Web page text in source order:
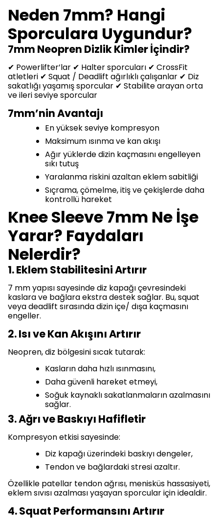
Neden 7mm? Hangi
Sporculara Uygundur?
7mm Neopren Dizlik Kimler İçindir?
✔ Powerlifter’lar ✔ Halter sporcuları ✔ CrossFit
atletleri ✔ Squat / Deadlift ağırlıklı çalışanlar ✔ Diz
sakatlığı yaşamış sporcular ✔ Stabilite arayan orta
ve ileri seviye sporcular
7mm’nin Avantajı
En yüksek seviye kompresyon
Maksimum ısınma ve kan akışı
Ağır yüklerde dizin kaçmasını engelleyen
sıkı tutuş
Yaralanma riskini azaltan eklem sabitliği
Sıçrama, çömelme, itiş ve çekişlerde daha
kontrollü hareket
Knee Sleeve 7mm Ne İşe
Yarar? Faydaları
Nelerdir?
1. Eklem Stabilitesini Artırır
7 mm yapısı sayesinde diz kapağı çevresindeki
kaslara ve bağlara ekstra destek sağlar. Bu, squat
veya deadlift sırasında dizin içe/ dışa kaçmasını
engeller.
2. Isı ve Kan Akışını Artırır
Neopren, diz bölgesini sıcak tutarak:
Kasların daha hızlı ısınmasını,
Daha güvenli hareket etmeyi,
Soğuk kaynaklı sakatlanmaların azalmasını
sağlar.
3. Ağrı ve Baskıyı Hafifletir
Kompresyon etkisi sayesinde:
Diz kapağı üzerindeki baskıyı dengeler,
Tendon ve bağlardaki stresi azaltır.
Özellikle patellar tendon ağrısı, menisküs hassasiyeti,
eklem sıvısı azalması yaşayan sporcular için idealdir.
4. Squat Performansını Artırır